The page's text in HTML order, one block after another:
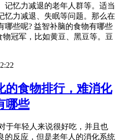
记忆力减退的老年人群等。适当
忆力减退、失眠等问题。那么在
哪些呢? 益智补脑的食物有哪些
冠军，比如黄豆、黑豆等。豆
的食物排行，难消化
哪些
于年轻人来说很好吃，并且也
的反应，但是老年人的消化系统